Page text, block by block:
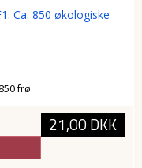
Ca. 850 økologiske
frø
21,00 DKK